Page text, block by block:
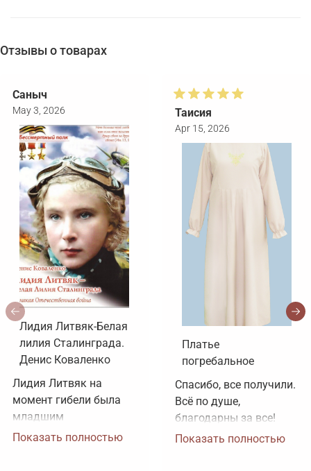
Отзывы о товарах
Саныч
May 3, 2026
Лидия Литвяк-Белая
лилия Сталинграда.
Денис Коваленко
Лидия Литвяк на
момент гибели была
младшим
лейтенантом.
Показать полностью
Таисия
Apr 15, 2026
Платье
погребальное
Спасибо, все получили.
Всё по душе,
благодарны за все!
Показать полностью